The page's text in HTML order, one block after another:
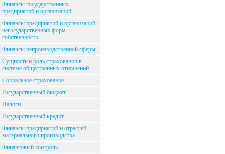
Финансы государственных
предприятий и организаций
Финансы предприятий и организаций
негосударственных форм
собственности
Финансы непроизводственной сферы
Сущность и роль страхования в
системе общественных отношений
Социальное страхование
Государственный бюджет
Налоги
Государственный кредит
Финансы предприятий и отраслей
материального производства
Финансовый контроль